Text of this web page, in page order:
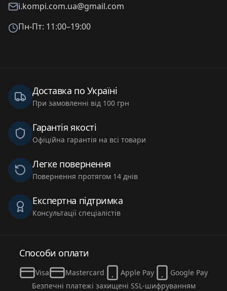
i.kompi.com.ua@gmail.com
Пн-Пт: 11:00–19:00
Доставка по Україні
При замовленні від 100 грн
Гарантія якості
Офіційна гарантія на всі товари
Легке повернення
Повернення протягом 14 днів
Експертна підтримка
Консультації спеціалістів
Способи оплати
Visa Mastercard Apple Pay
Google Pay
Безпечні платежі захищені SSL-шифруванням